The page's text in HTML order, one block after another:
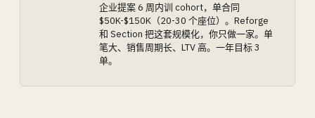
企业提案 6 周内训 cohort，单合同
$50K-$150K（20-30 个座位）。Reforge
和 Section 把这套规模化，你只做一家。单
笔大、销售周期长、LTV 高。一年目标 3
单。